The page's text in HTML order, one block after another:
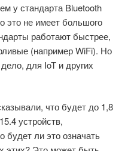
у стандарта Bluetooth
это не имеет большого
работают быстрее,
(например WiFi). Но
для IoT и других
что будет до 1,8
устройств,
будет ли это означать